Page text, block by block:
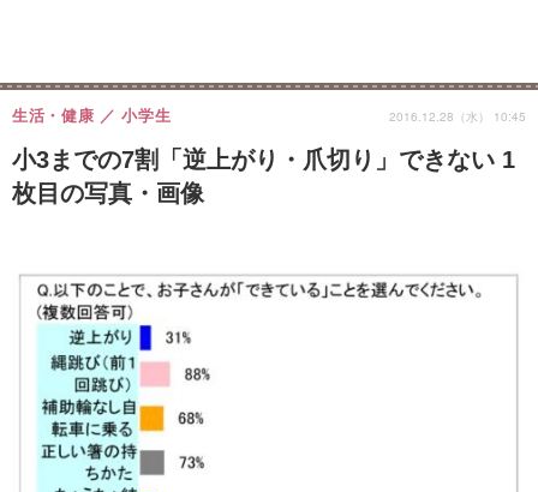
小3までの7割「逆上がり・爪切り」できない 1
枚目の写真・画像
生活・健康 小学生 2016.12.28（水） 10:45